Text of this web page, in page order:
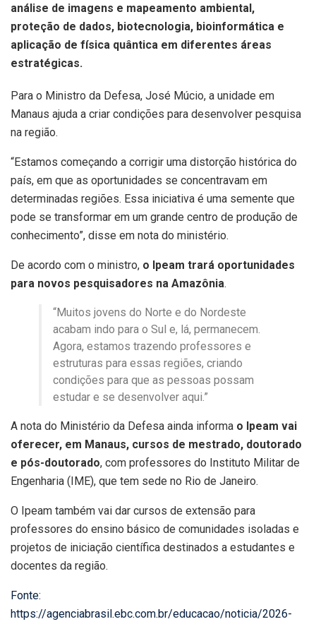
análise de imagens e mapeamento ambiental,
proteção de dados, biotecnologia, bioinformática e
aplicação de física quântica em diferentes áreas
estratégicas.
Para o Ministro da Defesa, José Múcio, a unidade em
Manaus ajuda a criar condições para desenvolver pesquisa
na região.
“Estamos começando a corrigir uma distorção histórica do
país, em que as oportunidades se concentravam em
determinadas regiões. Essa iniciativa é uma semente que
pode se transformar em um grande centro de produção de
conhecimento”, disse em nota do ministério.
De acordo com o ministro, o Ipeam trará oportunidades
para novos pesquisadores na Amazônia.
“Muitos jovens do Norte e do Nordeste
acabam indo para o Sul e, lá, permanecem.
Agora, estamos trazendo professores e
estruturas para essas regiões, criando
condições para que as pessoas possam
estudar e se desenvolver aqui.”
A nota do Ministério da Defesa ainda informa o Ipeam vai
oferecer, em Manaus, cursos de mestrado, doutorado
e pós-doutorado, com professores do Instituto Militar de
Engenharia (IME), que tem sede no Rio de Janeiro.
O Ipeam também vai dar cursos de extensão para
professores do ensino básico de comunidades isoladas e
projetos de iniciação científica destinados a estudantes e
docentes da região.
Fonte:
https://agenciabrasil.ebc.com.br/educacao/noticia/2026-